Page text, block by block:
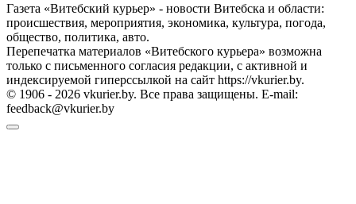
Газета «Витебский курьер» - новости Витебска и области:
происшествия, мероприятия, экономика, культура, погода,
общество, политика, авто.
Перепечатка материалов «Витебского курьера» возможна
только с письменного согласия редакции, с активной и
индексируемой гиперссылкой на сайт https://vkurier.by.
© 1906 - 2026 vkurier.by. Все права защищены. E-mail:
feedback@vkurier.by